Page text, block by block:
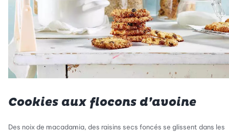
Cookies aux flocons d’avoine
Des noix de macadamia, des raisins secs foncés se glissent dans les